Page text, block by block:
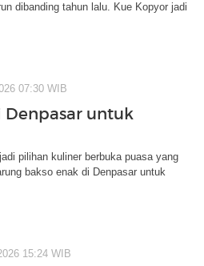
dibanding tahun lalu. Kue Kopyor jadi
07:30 WIB
Denpasar untuk
pilihan kuliner berbuka puasa yang
bakso enak di Denpasar untuk
15:24 WIB